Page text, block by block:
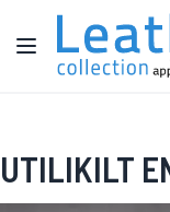
Aller au contenu
Affichage navigation
UTILIKILT